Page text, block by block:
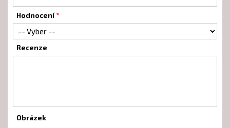
Hodnocení
Recenze
Obrázek